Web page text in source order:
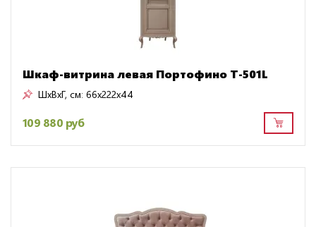
Шкаф-витрина левая Портофино Т-501L
ШxВxГ, см: 66x222x44
109 880 руб